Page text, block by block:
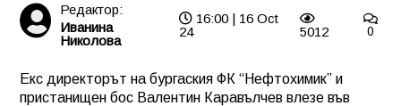
Редактор:
Иванина
Николова
16:00 | 16 Oct
24
5012 0
Екс директорът на бургаския ФК “Нефтохимик” и
пристанищен бос Валентин Каравълчев влезе във